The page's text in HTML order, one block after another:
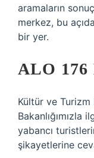
aramaların
merkez, bu
bir yer.
ALO 176
Kültür ve Turizm
Bakanlığımızla
yabancı
şikayetlerine